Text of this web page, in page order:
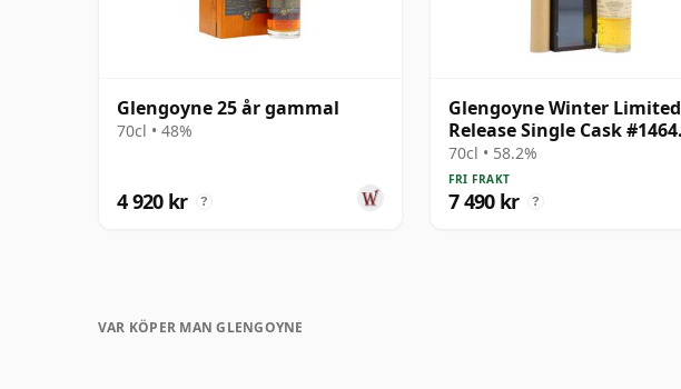
Glengoyne 25 år gammal
70cl • 48%
4 920 kr ?
Glengoyne Winter Limited
Release Single Cask #1464
1984 19 år gammal
70cl • 58.2%
FRI FRAKT
7 490 kr ?
VAR KÖPER MAN GLENGOYNE